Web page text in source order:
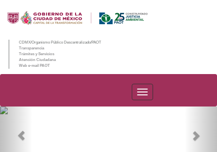
CDMX/Organismo Público Descentralizado/PAOT
Transparencia
Trámites y Servicios
Atención Ciudadana
Web e-mail PAOT
PAOT